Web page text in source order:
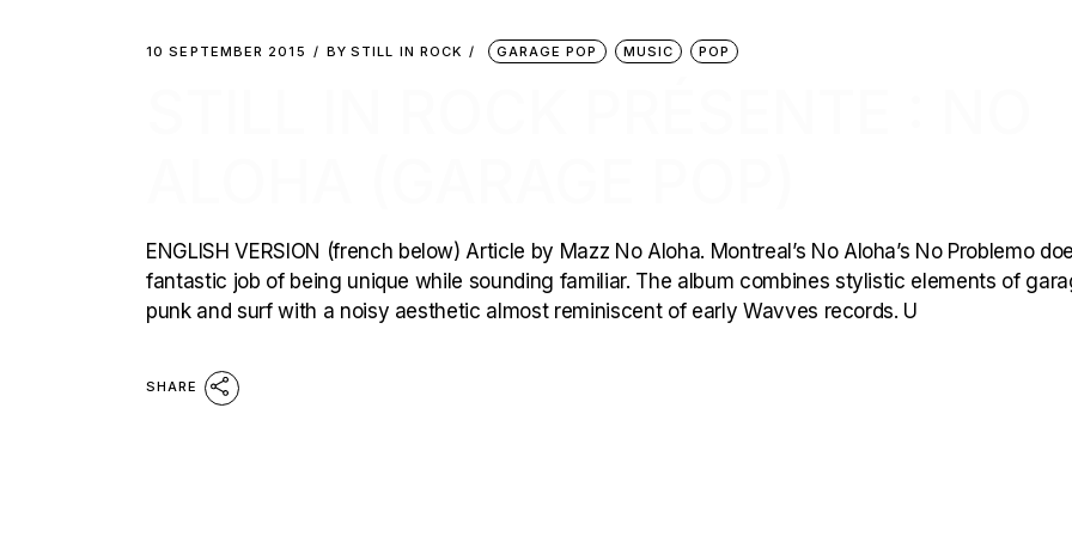
10 SEPTEMBER 2015 BY STILL IN ROCK GARAGE POP MUSIC POP
ENGLISH VERSION (french below) Article by Mazz No Aloha. Montreal’s No Aloha’s No Problemo
fantastic job of being unique while sounding familiar. The album combines stylistic elements of
punk and surf with a noisy aesthetic almost reminiscent of early Wavves records. U
SHARE